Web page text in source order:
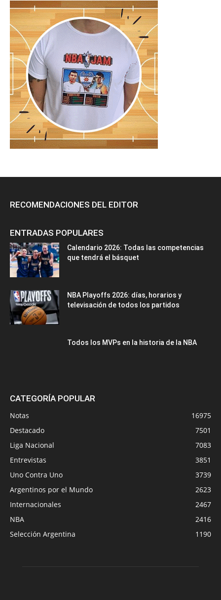
RECOMENDACIONES DEL EDITOR
ENTRADAS POPULARES
Calendario 2026: Todas las competencias
que tendrá el básquet
NBA Playoffs 2026: días, horarios y
televisación de todos los partidos
Todos los MVPs en la historia de la NBA
CATEGORÍA POPULAR
Notas
16975
Destacado
7501
Liga Nacional
7083
Entrevistas
3851
Uno Contra Uno
3739
Argentinos por el Mundo
2623
Internacionales
2467
NBA
2416
Selección Argentina
1190